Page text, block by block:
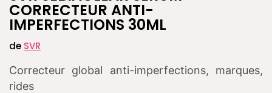
CORRECTEUR ANTI-
IMPERFECTIONS 30ML
de SVR
Correcteur global anti-imperfections, marques,
rides